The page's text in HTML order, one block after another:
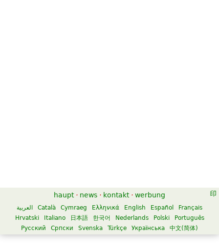
haupt · news · kontakt · werbung
العربية Català Cymraeg Ελληνικά English Español
Français
Hrvatski
Italiano 日本語 한국어 Nederlands Polski
Português
Русский
Српски Svenska Türkçe Українська 中文(简体)